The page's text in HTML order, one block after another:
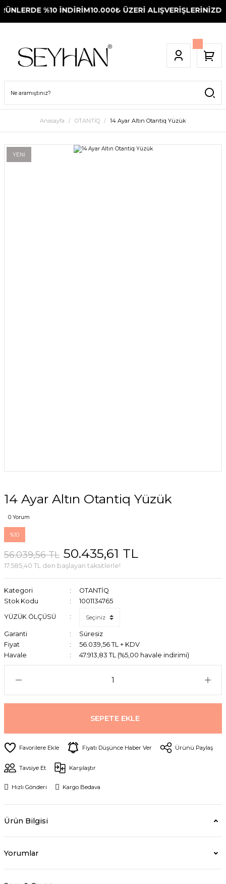
%10 İNDİRİM10.000₺ ÜZERİ ALIŞVERİŞLERİNİZDE
Anasayfa OTANTİQ 14 Ayar Altın Otantiq Yüzük
YENİ
14 Ayar Altın Otantiq Yüzük
0 Yorum
%10
56.039,56 TL 50.435,61 TL
17.585,40 TL den başlayan taksitlerle!
Kategori
OTANTİQ
Stok Kodu
1001134765
YÜZÜK ÖLÇÜSÜ
Garanti
Süresiz
Fiyat
56.039,56 TL + KDV
Havale
47.913,83 TL (%5,00 havale indirimi)
SEPETE EKLE
Fiyatı Düşünce Haber Ver Ürünü Paylaş
Tavsiye Et Karşılaştır
Hızlı Gönderi Kargo Bedava
Ürün Bilgisi
Yorumlar